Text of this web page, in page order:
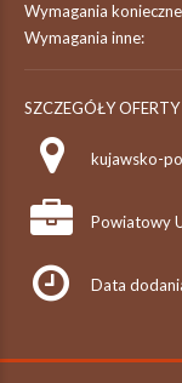
Wymagania
Wymagania inne:
SZCZEGÓŁY OFERTY
kujawsko-
Powiatowy
Data